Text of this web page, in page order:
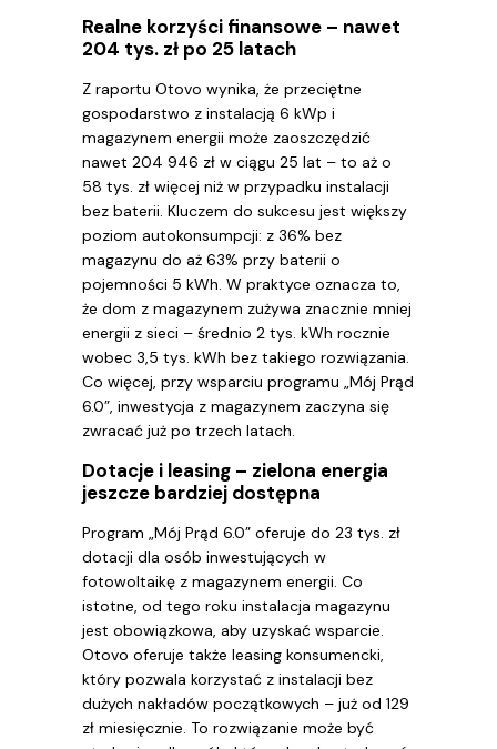
Realne korzyści finansowe – nawet
204 tys. zł po 25 latach
Z raportu Otovo wynika, że przeciętne
gospodarstwo z instalacją 6 kWp i
magazynem energii może zaoszczędzić
nawet 204 946 zł w ciągu 25 lat – to aż o
58 tys. zł więcej niż w przypadku instalacji
bez baterii. Kluczem do sukcesu jest większy
poziom autokonsumpcji: z 36% bez
magazynu do aż 63% przy baterii o
pojemności 5 kWh. W praktyce oznacza to,
że dom z magazynem zużywa znacznie mniej
energii z sieci – średnio 2 tys. kWh rocznie
wobec 3,5 tys. kWh bez takiego rozwiązania.
Co więcej, przy wsparciu programu „Mój Prąd
6.0”, inwestycja z magazynem zaczyna się
zwracać już po trzech latach.
Dotacje i leasing – zielona energia
jeszcze bardziej dostępna
Program „Mój Prąd 6.0” oferuje do 23 tys. zł
dotacji dla osób inwestujących w
fotowoltaikę z magazynem energii. Co
istotne, od tego roku instalacja magazynu
jest obowiązkowa, aby uzyskać wsparcie.
Otovo oferuje także leasing konsumencki,
który pozwala korzystać z instalacji bez
dużych nakładów początkowych – już od 129
zł miesięcznie. To rozwiązanie może być